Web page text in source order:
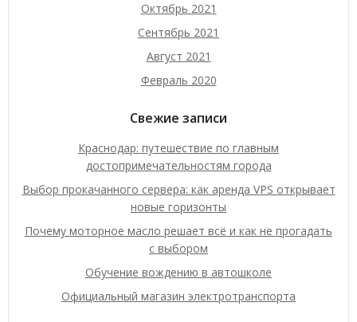
Октябрь 2021
Сентябрь 2021
Август 2021
Февраль 2020
Свежие записи
Краснодар: путешествие по главным
достопримечательностям города
Выбор прокачанного сервера: как аренда VPS открывает
новые горизонты
Почему моторное масло решает всё и как не прогадать
с выбором
Обучение вождению в автошколе
Официальный магазин электротранспорта